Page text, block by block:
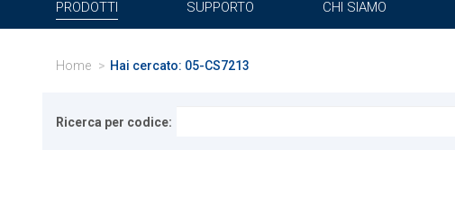
PRODOTTI SUPPORTO CHI SIAMO
Home Hai cercato: 05-CS7213
Ricerca per codice: